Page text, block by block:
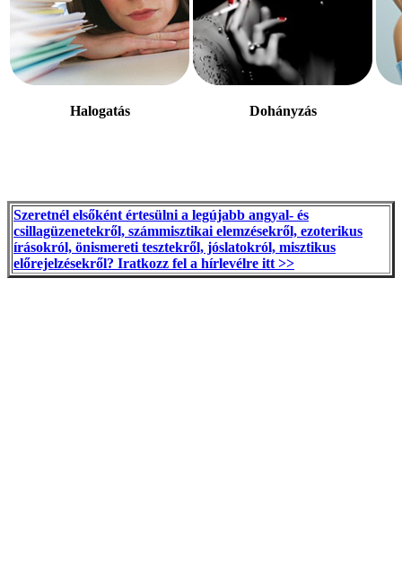
Halogatás Dohányzás
Szeretnél elsőként értesülni a legújabb angyal- és
csillagüzenetekről, számmisztikai elemzésekről, ezoterikus
írásokról, önismereti tesztekről, jóslatokról, misztikus
előrejelzésekről? Iratkozz fel a hírlevélre itt >>